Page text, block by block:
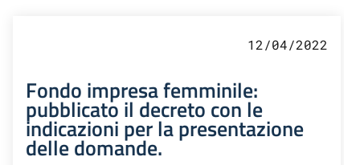
12/04/2022
Fondo impresa femminile:
pubblicato il decreto con le
indicazioni per la presentazione
delle domande.